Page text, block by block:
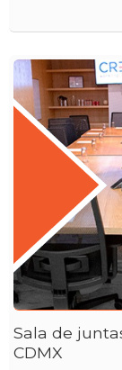
Sala de
CDMX